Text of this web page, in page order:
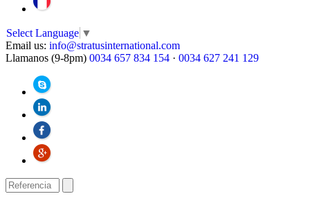
Select Language ▼
Email us: info@stratusinternational.com
Llamanos (9-8pm) 0034 657 834 154 · 0034 627 241 129